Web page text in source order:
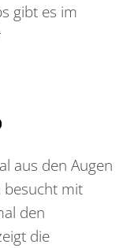
gibt es im
aus den Augen
besucht mit
den
die